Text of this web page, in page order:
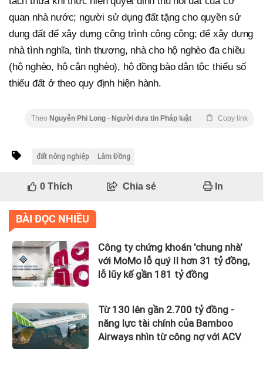
quan nhà nước; người sử dụng đất tặng cho quyền sử
dụng đất để xây dựng công trình công cộng; để xây dựng
nhà tình nghĩa, tình thương, nhà cho hộ nghèo đa chiều
(hộ nghèo, hộ cận nghèo), hộ đồng bào dân tộc thiểu số
thiếu đất ở theo quy định hiện hành.
Theo Nguyễn Phi Long - Người đưa tin Pháp luật Copy link
đất nông nghiệp Lâm Đồng
0Thích Chia sẻ In
BÀI ĐỌC NHIỀU
Công ty chứng khoán 'chung nhà'
với MoMo lỗ quý II hơn 31 tỷ đồng,
lỗ lũy kế gần 181 tỷ đồng
Từ 130 lên gần 2.700 tỷ đồng -
năng lực tài chính của Bamboo
Airways nhìn từ công nợ với ACV